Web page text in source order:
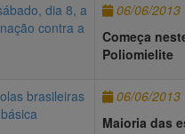
06/06/2013
Começa
Poliomielite
06/06/2013
Maioria das